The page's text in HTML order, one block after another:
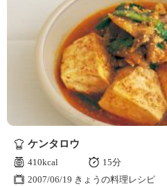
ケンタロウ
410kcal
15分
2007/06/19 きょうの料理レシピ